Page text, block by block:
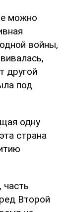
можно
войны,
другой
под
одну
страна
Второй